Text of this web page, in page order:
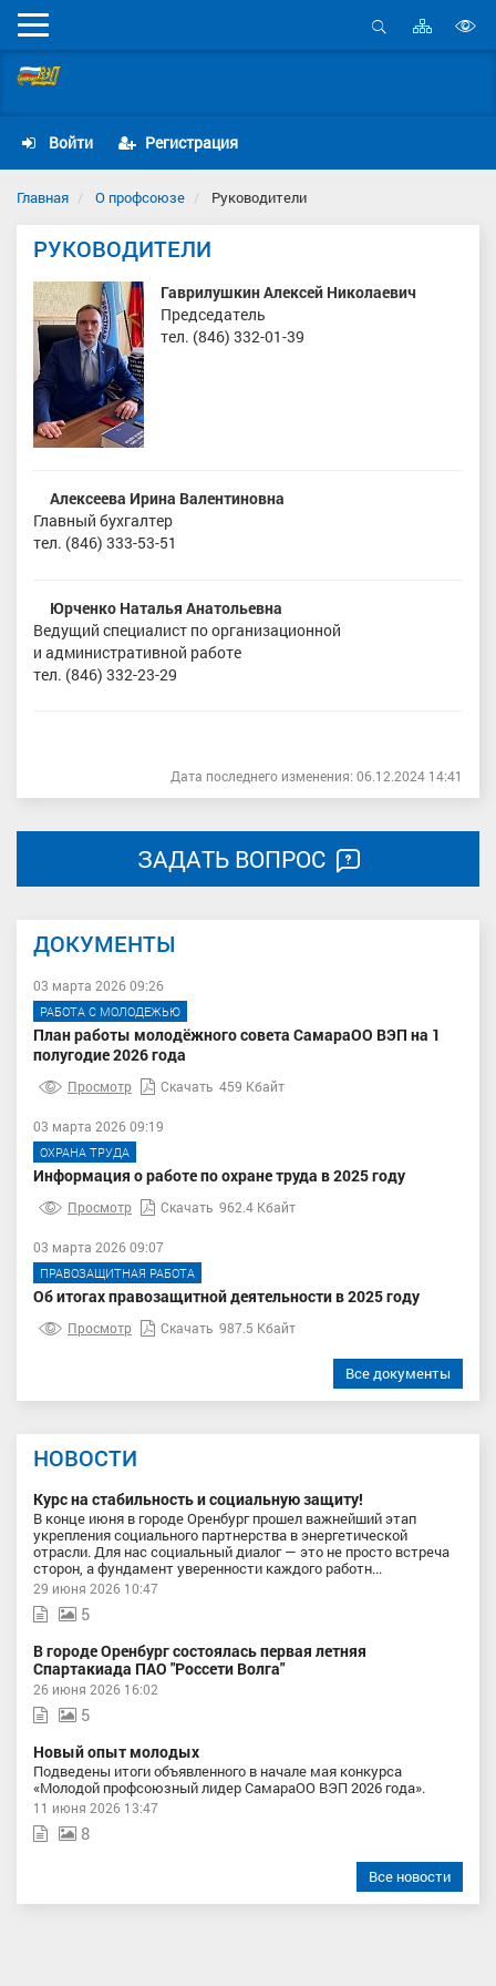
Мобильное
меню
Открыть
Карта
сайта
Войти Регистрация
Главная О профсоюзе Руководители
РУКОВОДИТЕЛИ
Гаврилушкин Алексей Николаевич
Председатель
тел. (846) 332-01-39
Алексеева Ирина Валентиновна
Главный бухгалтер
тел. (846) 333-53-51
Юрченко Наталья Анатольевна
Ведущий специалист по организационной
и административной работе
тел. (846) 332-23-29
Дата последнего изменения: 06.12.2024 14:41
ЗАДАТЬ ВОПРОС
ДОКУМЕНТЫ
03 марта 2026 09:26
РАБОТА С МОЛОДЕЖЬЮ
План работы молодёжного совета СамараОО ВЭП на 1
полугодие 2026 года
Просмотр Скачать 459 Кбайт
03 марта 2026 09:19
ОХРАНА ТРУДА
Информация о работе по охране труда в 2025 году
Просмотр Скачать 962.4 Кбайт
03 марта 2026 09:07
ПРАВОЗАЩИТНАЯ РАБОТА
Об итогах правозащитной деятельности в 2025 году
Просмотр Скачать 987.5 Кбайт
Все документы
НОВОСТИ
Курс на стабильность и социальную защиту!
В конце июня в городе Оренбург прошел важнейший этап
укрепления социального партнерства в энергетической
отрасли. Для нас социальный диалог — это не просто встреча
сторон, а фундамент уверенности каждого работн...
29 июня 2026 10:47
5
В городе Оренбург состоялась первая летняя
Спартакиада ПАО "Россети Волга"
26 июня 2026 16:02
5
Новый опыт молодых
Подведены итоги объявленного в начале мая конкурса
«Молодой профсоюзный лидер СамараОО ВЭП 2026 года».
11 июня 2026 13:47
8
Все новости